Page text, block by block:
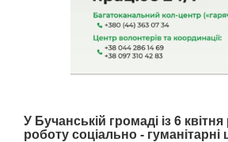
У Бучанській громаді із 6
роботу соціально - гуманітарні